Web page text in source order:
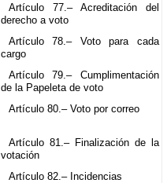
Artículo 77.– Acreditación del
derecho a voto
Artículo 78.– Voto para cada
cargo
Artículo 79.– Cumplimentación
de la Papeleta de voto
Artículo 80.– Voto por correo
Artículo 81.– Finalización de la
votación
Artículo 82.– Incidencias